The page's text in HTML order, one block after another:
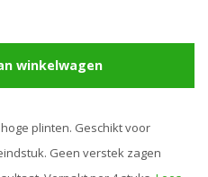
winkelwagen
plinten. Geschikt voor
Geen verstek zagen